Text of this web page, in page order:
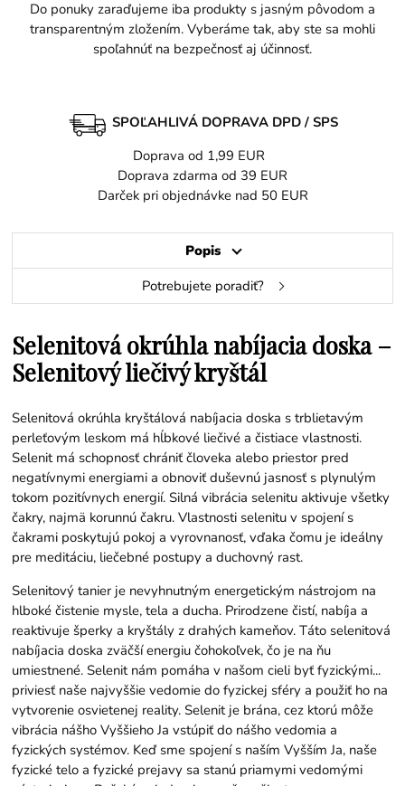
Do ponuky zaraďujeme iba produkty s jasným pôvodom a
transparentným zložením. Vyberáme tak, aby ste sa mohli
spoľahnúť na bezpečnosť aj účinnosť.
SPOĽAHLIVÁ DOPRAVA DPD / SPS
Doprava od 1,99 EUR
Doprava zdarma od 39 EUR
Darček pri objednávke nad 50 EUR
Popis
Potrebujete poradiť?
Selenitová okrúhla nabíjacia doska –
Selenitový liečivý kryštál
Selenitová okrúhla kryštálová nabíjacia doska s trblietavým
perleťovým leskom má hĺbkové liečivé a čistiace vlastnosti.
Selenit má schopnosť chrániť človeka alebo priestor pred
negatívnymi energiami a obnoviť duševnú jasnosť s plynulým
tokom pozitívnych energií. Silná vibrácia selenitu aktivuje všetky
čakry, najmä korunnú čakru. Vlastnosti selenitu v spojení s
čakrami poskytujú pokoj a vyrovnanosť, vďaka čomu je ideálny
pre meditáciu, liečebné postupy a duchovný rast.
Selenitový tanier je nevyhnutným energetickým nástrojom na
hlboké čistenie mysle, tela a ducha. Prirodzene čistí, nabíja a
reaktivuje šperky a kryštály z drahých kameňov. Táto selenitová
nabíjacia doska zväčší energiu čohokoľvek, čo je na ňu
umiestnené. Selenit nám pomáha v našom cieli byť fyzickými...
priviesť naše najvyššie vedomie do fyzickej sféry a použiť ho na
vytvorenie osvietenej reality. Selenit je brána, cez ktorú môže
vibrácia nášho Vyššieho Ja vstúpiť do nášho vedomia a
fyzických systémov. Keď sme spojení s naším Vyšším Ja, naše
fyzické telo a fyzické prejavy sa stanú priamymi vedomými